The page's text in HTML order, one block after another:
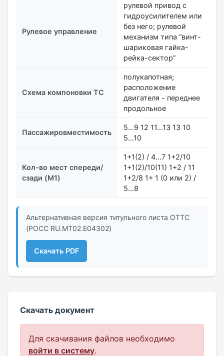
Рулевое управление
рулевой привод с
гидроусилителем или
без него; рулевой
механизм типа “винт-
шариковая гайка-
рейка-сектор”
Схема компоновки ТС
полукапотная;
расположение
двигателя - переднее
продольное
Пассажировместимость
5…9 12 11…13 13 10
5…10
Кол-во мест спереди/
сзади (M1)
1+1(2) / 4…7 1+2/10
1+1(2)/10(11) 1+2 / 11
1+2/8 1+ 1 (0 или 2) /
5…8
Альтернативная версия титульного листа ОТТС
(РОСС RU.МТ02.E04302)
Скачать PDF
Скачать документ
Для скачивания файлов необходимо
войти в систему.